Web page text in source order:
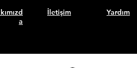
a
İletişim Yardım